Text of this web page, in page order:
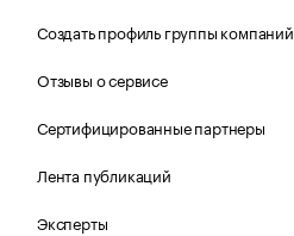
Создать профиль группы компаний
Отзывы о сервисе
Сертифицированные партнеры
Лента публикаций
Эксперты